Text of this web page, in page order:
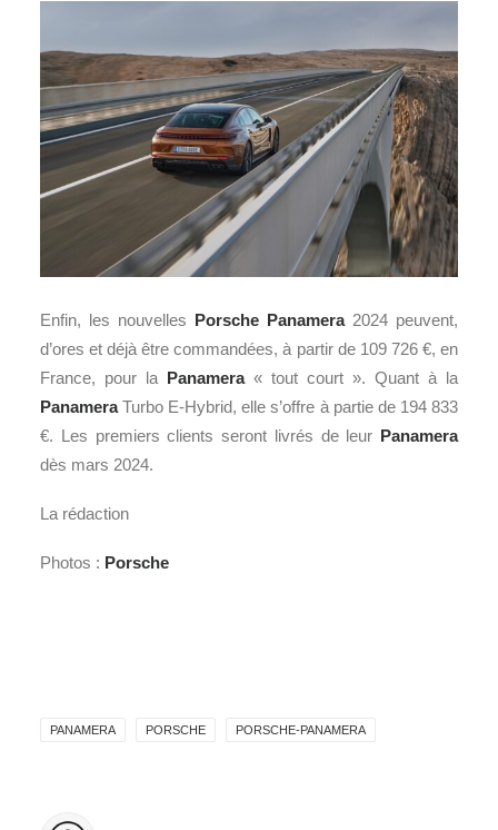
Enfin, les nouvelles Porsche Panamera2024 peuvent,
d’ores et déjà être commandées, à partir de 109 726 €, en
France, pour la Panamera« tout court ». Quant à la
PanameraTurbo E-Hybrid, elle s’offre à partie de 194 833
€. Les premiers clients seront livrés de leur Panamera
dès mars 2024.
La rédaction
Photos : Porsche
PANAMERA PORSCHE PORSCHE-PANAMERA